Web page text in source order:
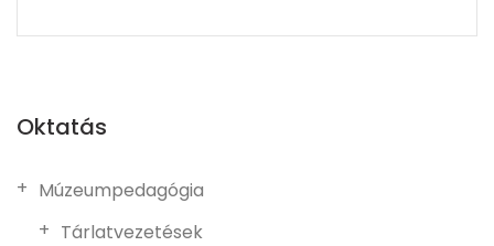
Oktatás
Múzeumpedagógia
Tárlatvezetések